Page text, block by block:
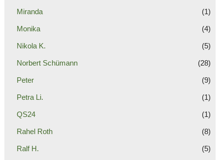
Miranda (1)
Monika (4)
Nikola K. (5)
Norbert Schümann (28)
Peter (9)
Petra Li. (1)
QS24 (1)
Rahel Roth (8)
Ralf H. (5)